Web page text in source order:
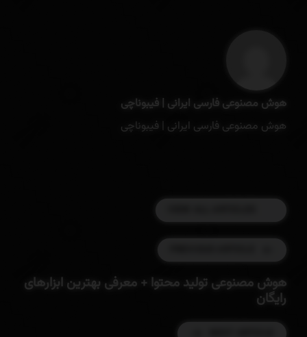
هوش مصنوعی فارسی ایرانی | فیبوناچی
هوش مصنوعی فارسی ایرانی | فیبوناچی
هوش مصنوعی تولید محتوا + معرفی بهترین ابزارهای
رایگان